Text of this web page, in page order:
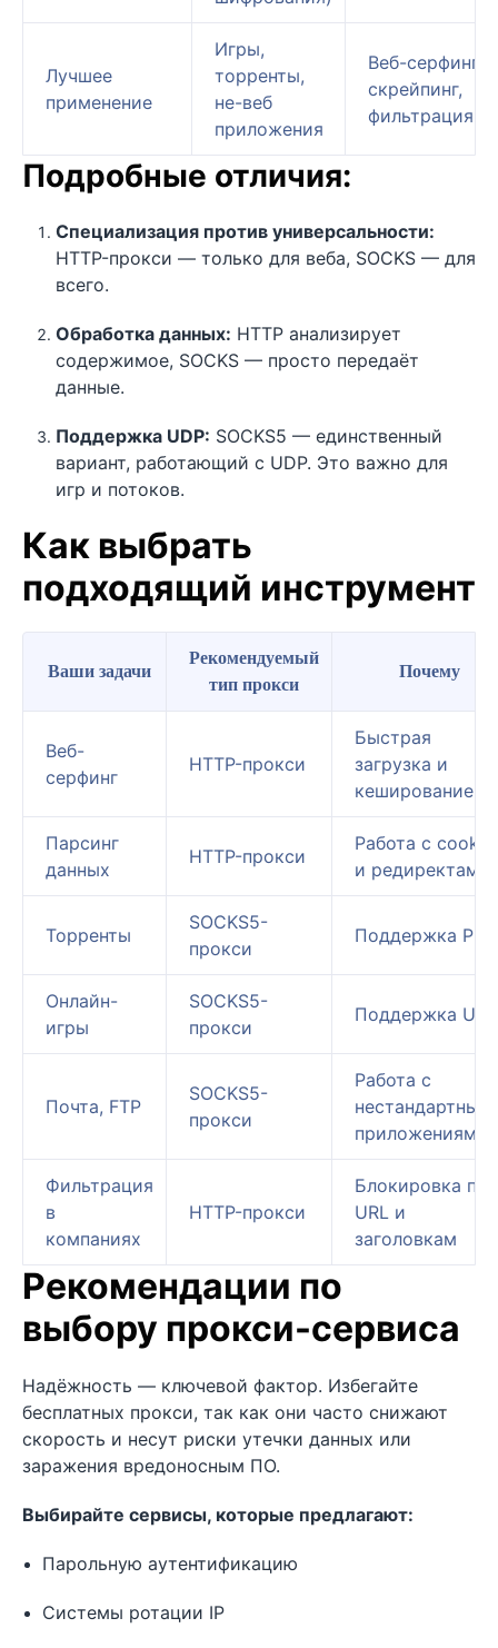
Лучшее
применение
Игры,
торренты,
не-веб
приложения
Веб-серфинг,
скрейпинг,
фильтрация
Подробные отличия:
Специализация против универсальности:
HTTP-прокси — только для веба, SOCKS — для
всего.
Обработка данных: HTTP анализирует
содержимое, SOCKS — просто передаёт
данные.
Поддержка UDP: SOCKS5 — единственный
вариант, работающий с UDP. Это важно для
игр и потоков.
Как выбрать
подходящий инструмент
Ваши задачи
Рекомендуемый
тип прокси
Почему
Веб-
серфинг
HTTP-прокси
Быстрая
загрузка и
кеширование
Парсинг
данных
HTTP-прокси
Работа с cookie
и редиректами
Торренты
SOCKS5-
прокси
Поддержка P2P
Онлайн-
игры
SOCKS5-
прокси
Поддержка
Почта, FTP
SOCKS5-
прокси
Работа с
приложениями
Фильтрация
в
компаниях
HTTP-прокси
Блокировка по
URL и
заголовкам
Рекомендации по
выбору прокси-сервиса
Надёжность — ключевой фактор. Избегайте
бесплатных прокси, так как они часто снижают
скорость и несут риски утечки данных или
заражения вредоносным ПО.
Выбирайте сервисы, которые предлагают:
Парольную аутентификацию
Системы ротации IP